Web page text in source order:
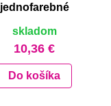
jednofarebné
skladom
10,36 €
Do košíka